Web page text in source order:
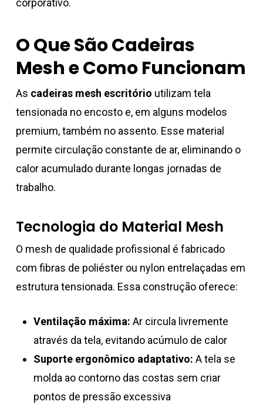
O Que São Cadeiras
Mesh e Como Funcionam
As cadeiras mesh escritório utilizam tela
tensionada no encosto e, em alguns modelos
premium, também no assento. Esse material
permite circulação constante de ar, eliminando o
calor acumulado durante longas jornadas de
trabalho.
Tecnologia do Material Mesh
O mesh de qualidade profissional é fabricado
com fibras de poliéster ou nylon entrelaçadas em
estrutura tensionada. Essa construção oferece:
Ventilação máxima: Ar circula livremente
através da tela, evitando acúmulo de calor
Suporte ergonômico adaptativo: A tela se
molda ao contorno das costas sem criar
pontos de pressão excessiva